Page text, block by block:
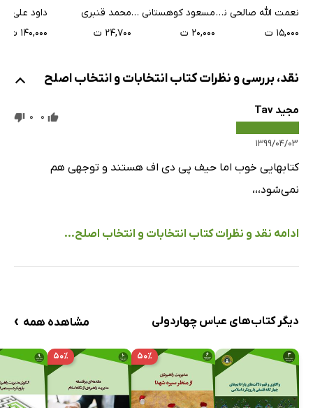
طائف و مسئله
نجف آبادی به
نعمت الله صالحی نجف آبادی
۱۵,۰۰۰ ت
مسعود کوهستانی نژاد
۲۰,۰۰۰ ت
تروریستی
محمد قنبری
۲۴,۷۰۰ ت
جمهوری
اول
داود علی
۱۴۰,۰۰۰ ت
نقد، بررسی و نظرات کتاب انتخابات و انتخاب اصلح
مجید Tav
۱۳۹۹/۰۴/۰۳
0
0
کتابهایی خوب اما حیف پی دی اف هستند و توجهی هم
نمی‌شود،،،
ادامه نقد و نظرات کتاب انتخابات و انتخاب اصلح...
دیگر کتاب‌های عباس چهاردولی مشاهده همه ›
۵۰٪ ۵۰٪